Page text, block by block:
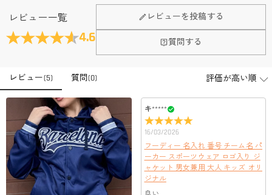
レビュー一覧
4.6
レビューを投稿する
質問する
レビュー(5) 質問(0)
キ*****
16/03/2026
フーディー 名入れ 番号 チーム名 パ
ーカー スポーツウェア ロゴ入り ジ
ャケット 男女兼用 大人 キッズ オリ
ジナル
Fanscheerについて
会社はどこにありますか？
本社はホンコンにあります。
店舗に費やす家賃や保険、人的労力等のコストを節約して、商
品自身が値下げできるために、現在はオンラインストアのみ運
営しております。
注文＆支払いについて
注文後に注文の内容を変更できますか？
もし注文確認メールをご確認後、注文内容に間違いでもありま
したら、至急カスタマーサポート【Eメール：
service@drawelry.jp】までご連絡ください。ご連絡頂く時に注文
番号もお送りください。
支払方法は何がありますか？
お支払い方法は、クレジットカード、コンビニ前払い、
Paypal、ApplePay、GooglePayからお選びいただけます。
支払い情報は保護されますか？
お支払い情報は高度なセキュリティで保護されております。お